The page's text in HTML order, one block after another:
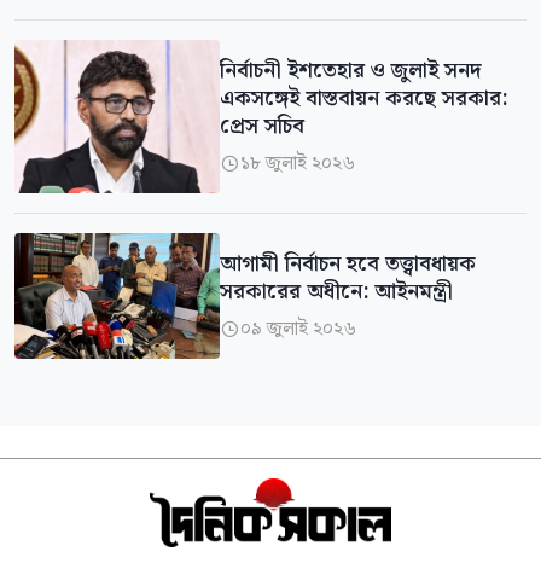
নির্বাচনী ইশতেহার ও জুলাই সনদ
একসঙ্গেই বাস্তবায়ন করছে সরকার:
প্রেস সচিব
১৮ জুলাই ২০২৬
আগামী নির্বাচন হবে তত্ত্বাবধায়ক
সরকারের অধীনে: আইনমন্ত্রী
০৯ জুলাই ২০২৬